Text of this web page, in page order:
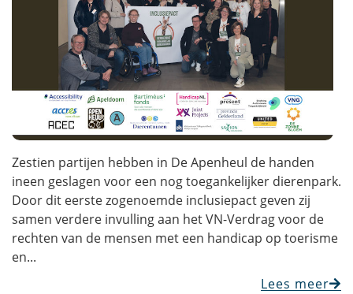
Zestien partijen hebben in De Apenheul de handen
ineen geslagen voor een nog toegankelijker dierenpark.
Door dit eerste zogenoemde inclusiepact geven zij
samen verdere invulling aan het VN-Verdrag voor de
rechten van de mensen met een handicap op toerisme
en...
Lees meer